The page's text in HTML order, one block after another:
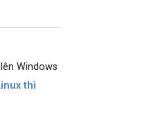
Windows
thì